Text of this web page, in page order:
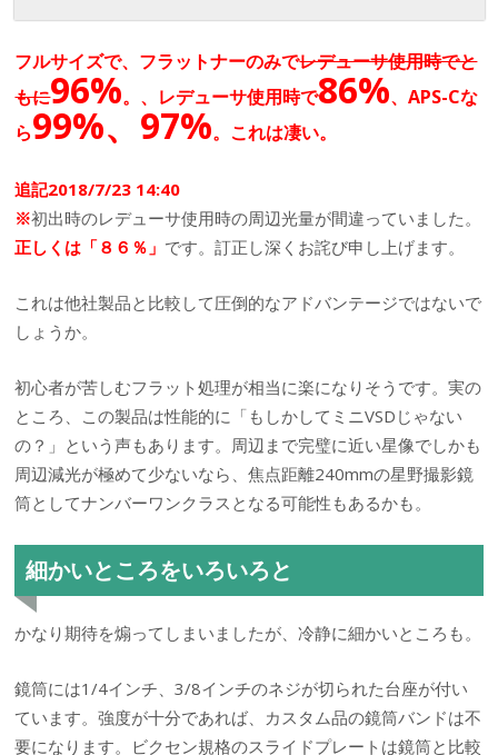
フルサイズで、フラットナーのみでレデューサ使用時でと
もに96%。、レデューサ使用時で86%、APS-Cな
ら99%、97%。これは凄い。
追記2018/7/23 14:40
※初出時のレデューサ使用時の周辺光量が間違っていました。
正しくは「８６％」 です。訂正し深くお詫び申し上げます。
これは他社製品と比較して圧倒的なアドバンテージではないで
しょうか。
初心者が苦しむフラット処理が相当に楽になりそうです。実の
ところ、この製品は性能的に「もしかしてミニVSDじゃない
の？」という声もあります。周辺まで完璧に近い星像でしかも
周辺減光が極めて少ないなら、焦点距離240mmの星野撮影鏡
筒としてナンバーワンクラスとなる可能性もあるかも。
細かいところをいろいろと
かなり期待を煽ってしまいましたが、冷静に細かいところも。
鏡筒には1/4インチ、3/8インチのネジが切られた台座が付い
ています。強度が十分であれば、カスタム品の鏡筒バンドは不
要になります。ビクセン規格のスライドプレートは鏡筒と比較